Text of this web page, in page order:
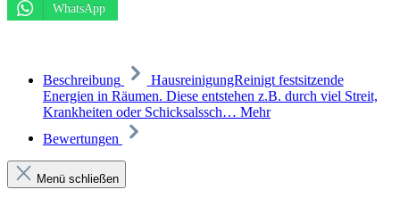
WhatsApp
Beschreibung
HausreinigungReinigt festsitzende
Energien in Räumen. Diese entstehen z.B. durch viel Streit,
Krankheiten oder Schicksalssch… Mehr
Bewertungen
Menü schließen